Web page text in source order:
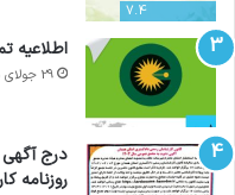
7.4
اطلاعیه
29 جولای 2020
روزنامه کارو